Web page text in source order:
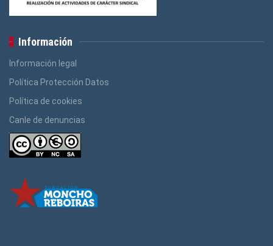
Información
Información legal
Política Protección Datos
Política de cookies
Canle de denuncias